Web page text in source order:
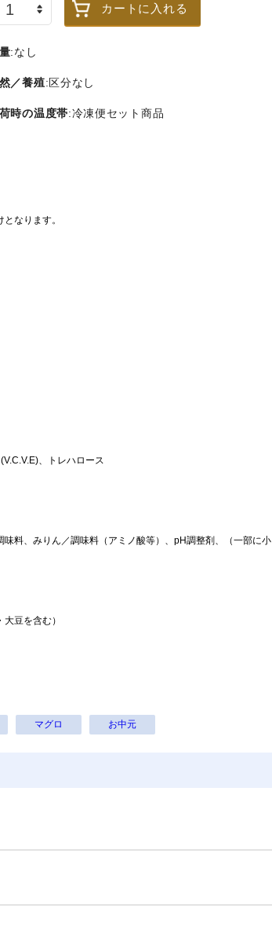
で紹介されまし
物市 縞ほっけ開
ト
¥3,560
【スッキリで紹介されまし
た】伴助干物市 さばの開き
イズ 35尾前後
カートに入れる
:なし
／養殖:区分なし
時の温度帯:冷凍便セット商品
なります。
、トレハロース
料、みりん／調味料（アミノ酸等）、pH調整剤、（一部に小
豆を含む）
マグロ お中元